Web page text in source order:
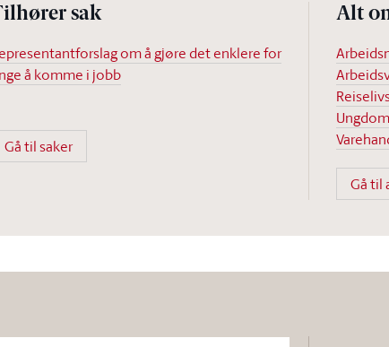
sak
om å gjøre det enklere for
å komme i jobb
Gå til saker
Alt
Gå til